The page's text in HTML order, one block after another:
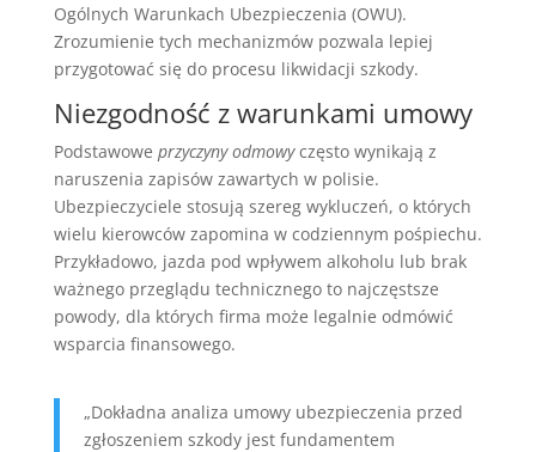
Ogólnych Warunkach Ubezpieczenia (OWU).
Zrozumienie tych mechanizmów pozwala lepiej
przygotować się do procesu likwidacji szkody.
Niezgodność z warunkami umowy
Podstawowe przyczyny odmowyczęsto wynikają z
naruszenia zapisów zawartych w polisie.
Ubezpieczyciele stosują szereg wykluczeń, o których
wielu kierowców zapomina w codziennym pośpiechu.
Przykładowo, jazda pod wpływem alkoholu lub brak
ważnego przeglądu technicznego to najczęstsze
powody, dla których firma może legalnie odmówić
wsparcia finansowego.
„Dokładna analiza umowy ubezpieczenia przed
zgłoszeniem szkody jest fundamentem